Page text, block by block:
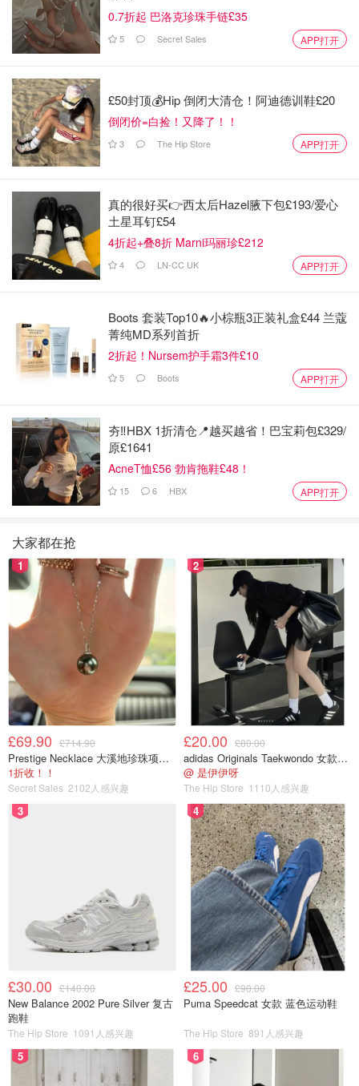
0.7折起 巴洛克珍珠手链£35
5 Secret Sales APP打开
£50封顶💰Hip 倒闭大清仓！阿迪德训鞋£20
倒闭价=白捡！又降了！！
3 The Hip Store APP打开
真的很好买👉西太后Hazel腋下包£193/爱心
土星耳钉£54
4折起+叠8折 Marni玛丽珍£212
4 LN-CC UK APP打开
Boots 套装Top10🔥小棕瓶3正装礼盒£44 兰蔻
菁纯MD系列首折
2折起！Nursem护手霜3件£10
5 Boots APP打开
夯‼️HBX 1折清仓📍越买越省！巴宝莉包£329/
原£1641
AcneT恤£56 勃肯拖鞋£48！
15 6 HBX APP打开
大家都在抢
1
£69.90 £714.90
Prestige Necklace 大溪地珍珠项链 10-11mm
1折收！！
Secret Sales 2102人感兴趣
2
£20.00 £80.00
adidas Originals Taekwondo 女款黑色运动鞋
@ 是伊伊呀
The Hip Store 1110人感兴趣
3
£30.00 £140.00
New Balance 2002 Pure Silver 复古
跑鞋
The Hip Store 1091人感兴趣
4
£25.00 £90.00
Puma Speedcat 女款 蓝色运动鞋
The Hip Store 891人感兴趣
5 6